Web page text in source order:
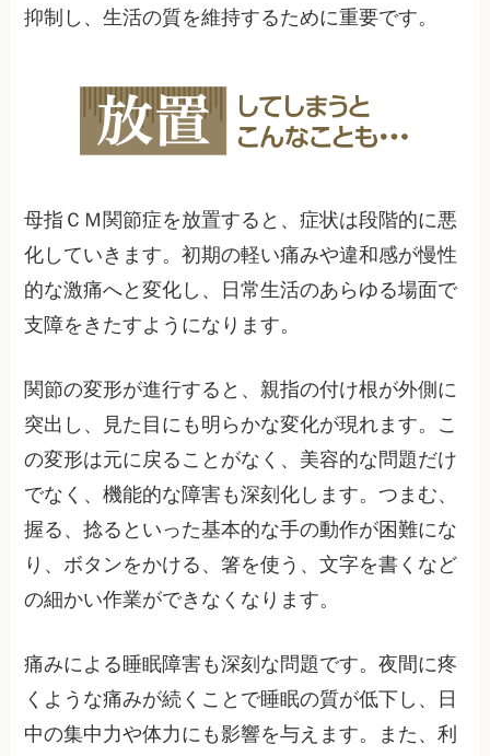
抑制し、生活の質を維持するために重要です。
母指ＣＭ関節症を放置すると、症状は段階的に悪
化していきます。初期の軽い痛みや違和感が慢性
的な激痛へと変化し、日常生活のあらゆる場面で
支障をきたすようになります。
関節の変形が進行すると、親指の付け根が外側に
突出し、見た目にも明らかな変化が現れます。こ
の変形は元に戻ることがなく、美容的な問題だけ
でなく、機能的な障害も深刻化します。つまむ、
握る、捻るといった基本的な手の動作が困難にな
り、ボタンをかける、箸を使う、文字を書くなど
の細かい作業ができなくなります。
痛みによる睡眠障害も深刻な問題です。夜間に疼
くような痛みが続くことで睡眠の質が低下し、日
中の集中力や体力にも影響を与えます。また、利